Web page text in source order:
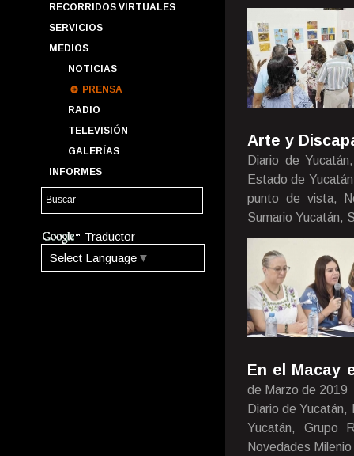
RECORRIDOS VIRTUALES
SERVICIOS
MEDIOS
NOTICIAS
PRENSA
RADIO
TELEVISIÓN
GALERÍAS
INFORMES
Traductor
Select Language ▼
Arte y
Diario de
Estado de
punto de vista,
Sumario Yucatán,
En el Macay
de Marzo de 2019
Diario de
Yucatán, Grupo
Novedades Milenio